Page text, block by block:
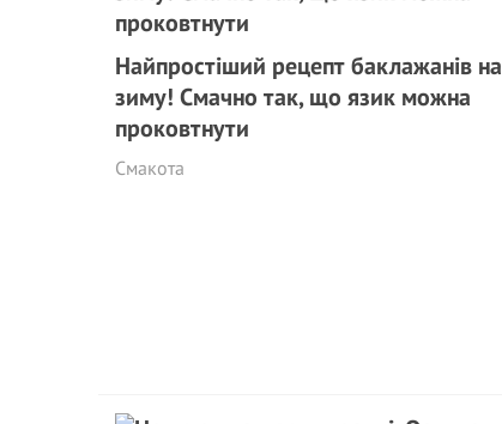
Найпростіший рецепт баклажанів на
зиму! Смачно так, що язик можна
проковтнути
Смакота